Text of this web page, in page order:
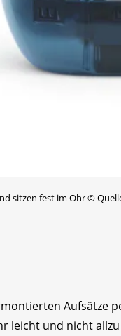
sitzen fest im Ohr©
Aufsätze
leicht und nicht